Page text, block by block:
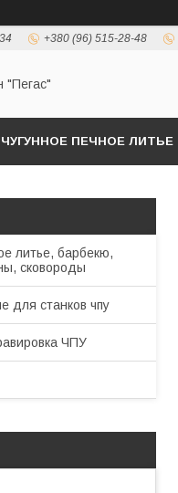
+380 (96) 515-28-48
"Пегас"
ЧУГУННОЕ ПЕЧНОЕ ЛИТЬЕ
литье, барбекю,
сковороды
для станков чпу
ЧПУ